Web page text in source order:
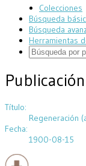
Colecciones
Búsqueda
Búsqueda
Herramientas
Publicación
Título:
Regeneración
Fecha:
1900-08-15